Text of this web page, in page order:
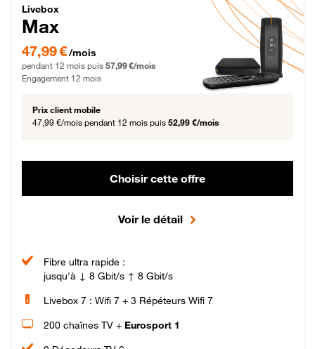
Livebox Max Fibre
Livebox
Max
47,99 € par mois pendant 12 mois puis 57,99 € par mois, Engagement 12 mois
47,99 €/mois
pendant 12 mois puis 57,99 €/mois
Engagement 12 mois
Prix client mobile
47,99 €/mois pendant 12 mois puis 52,99 €/mois
Choisir cette offre
Voir le détail
Fibre ultra rapide :
jusqu'à ↓ 8 Gbit/s ↑ 8 Gbit/s
Livebox 7 : Wifi 7 + 3 Répéteurs Wifi 7
200 chaînes TV + Eurosport 1